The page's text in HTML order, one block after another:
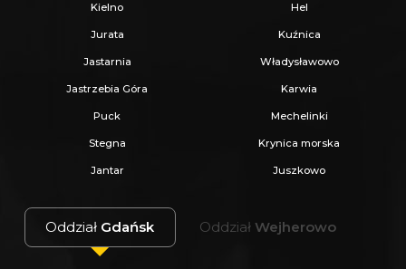
Kielno Hel
Jurata Kuźnica
Jastarnia Władysławowo
Jastrzebia Góra Karwia
Puck Mechelinki
Stegna Krynica morska
Jantar Juszkowo
Oddział Gdańsk Oddział Wejherowo